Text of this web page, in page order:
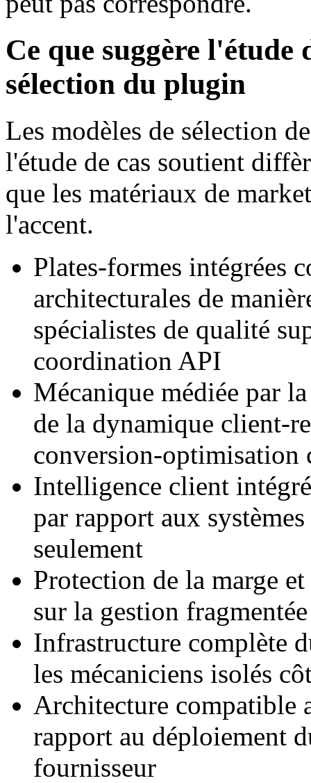
Ce que suggère l'étude
sélection du plugin
Les modèles de sélection
l'étude de cas soutient
que les matériaux de
l'accent.
Plates-formes intégrées
architecturales de
spécialistes de qualité
coordination API
Mécanique médiée par
de la dynamique client-
conversion-optimisation
Intelligence client
par rapport aux
seulement
Protection de la marge
sur la gestion
Infrastructure complète
les mécaniciens isolés
Architecture compatible
rapport au déploiement
fournisseur